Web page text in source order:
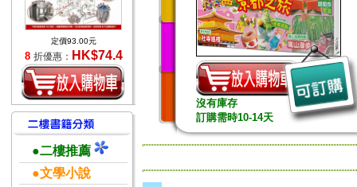
定價93.00元
8 折優惠： HK$74.4
●二樓推薦
●文學小說
沒有庫存
訂購需時10-14天